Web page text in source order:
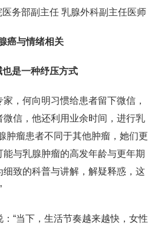
务部副主任 乳腺外科副主任医师
癌与情绪相关
也是一种纾压方式
，何向明习惯给患者留下微信，
信，他还利用业余时间，进行乳
肿瘤患者不同于其他肿瘤，她们更
与乳腺肿瘤的高发年龄与更年期
致的科普与讲解，解疑释惑，这
“当下，生活节奏越来越快，女性